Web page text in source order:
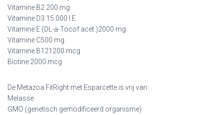
Vitamine B2 200 mg
Vitamine D3 15.000 I.E.
Vitamine E (DL-a-Tocof.acet.)2000 mg
Vitamine C500 mg
Vitamine B121200 mcg
Biotine 2000 mcg
De Metazoa FitRight met Esparcette is vrij van:
Melasse
GMO (genetisch gemodificeerd organisme)